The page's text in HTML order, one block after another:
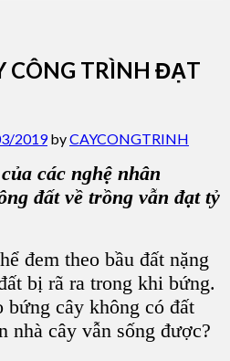
CÔNG TRÌNH ĐẠT
2019byCAYCONGTRINH
các nghệ nhân
đất về trồng vẫn đạt tỷ
đem theo bầu đất nặng
bị rã ra trong khi bứng.
bứng cây không có đất
nhà cây vẫn sống được?